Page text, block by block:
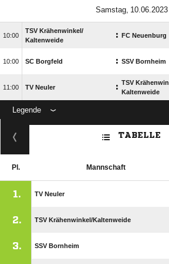
 

TSV Krähenwinkel/​
Kaltenweide
: FC Neuenburg
 SC Borgfeld : SSV Bornheim
 TV Neuler : TSV
Kaltenweide
Legende
TABELLE
Pl. Mannschaft
1. TV Neuler
2. TSV Krähenwinkel/​Kaltenweide
3. SSV Bornheim